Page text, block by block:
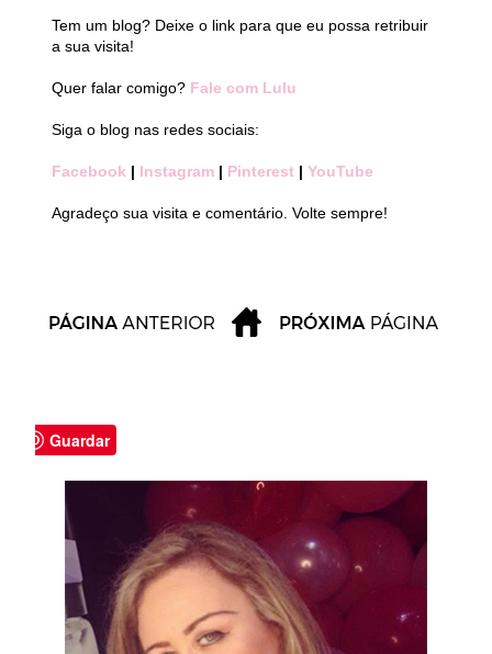
Tem um blog? Deixe o link para que eu possa retribuir
a sua visita!
Quer falar comigo? Fale com Lulu
Siga o blog nas redes sociais:
Facebook | Instagram | Pinterest | YouTube
Agradeço sua visita e comentário. Volte sempre!
Guardar